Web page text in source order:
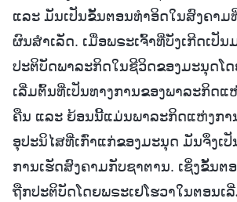
ແລະ ມັນເປັນຂັ້ນຕອນທຳອິດໃນສົງຄາມ
ຜົນສຳເລັດ. ເມື່ອພຣະເຈົ້າທີ່ບັງເກີດເປັ
ປະຕິບັດພາລະກິດໃນຊີວິດຂອງມະນຸດໂ
ເລີ່ມຕົ້ນທີ່ເປັນທາງການຂອງພາລະກິດ
ຄືນ ແລະ ຍ້ອນນີ້ແມ່ນພາລະກິດແຫ່ງກາ
ອຸປະນິໄສທີ່ເກົ່າແກ່ຂອງມະນຸດ ມັນຈຶ່ງເ
ການເຮັດສົງຄາມກັບຊາຕານ. ເຊິ່ງຂັ້ນຕ
ຖືກປະຕິບັດໂດຍພຣະເຢໂຮວາໃນຕອນ